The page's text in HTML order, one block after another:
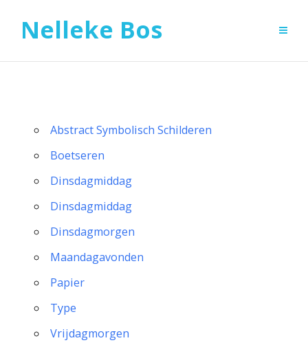
Nelleke Bos
Abstract Symbolisch Schilderen
Boetseren
Dinsdagmiddag
Dinsdagmiddag
Dinsdagmorgen
Maandagavonden
Papier
Type
Vrijdagmorgen